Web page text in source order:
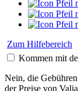
Zum Hilfebereich
Kommen mit
Nein, die
der Preise von